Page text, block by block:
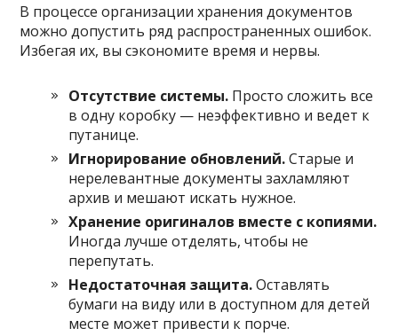
В процессе организации хранения документов
можно допустить ряд распространенных ошибок.
Избегая их, вы сэкономите время и нервы.
Отсутствие системы. Просто сложить все
в одну коробку — неэффективно и ведет к
путанице.
Игнорирование обновлений.Старые и
нерелевантные документы захламляют
архив и мешают искать нужное.
Хранение оригиналов вместе с копиями.
Иногда лучше отделять, чтобы не
перепутать.
Недостаточная защита.Оставлять
бумаги на виду или в доступном для детей
месте может привести к порче.